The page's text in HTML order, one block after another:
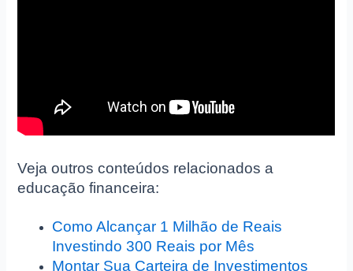
Veja outros conteúdos relacionados a
educação financeira:
Como Alcançar 1 Milhão de Reais
Investindo 300 Reais por Mês
Montar Sua Carteira de Investimentos